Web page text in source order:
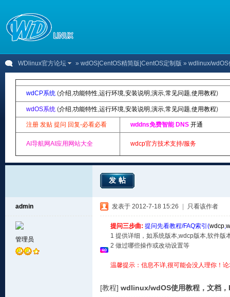
WDlinux官方论坛 » wdOS|CentOS精简版|CentOS定制版 » wdlinux/wdOS
wdCP系统 (介绍,功能特性,运行环境,安装说明 ,演示,常见问题,使用教程)
wdOS系统 (介绍,功能特性,运行环境,安装说明 ,演示,常见问题,使用教程)
注册 发贴 提问 回复-必看必看 wddns免费智能 DNS 开通
AI导航网AI应用网站大全 wdcp官方技术支持/服务
发帖
admin
管理员
发表于 2012-7-18 15:26 只看该作者
提问三步曲: 提问先看教程/FAQ索引(wdcp,
1 提供详细，如系统版本,wdcp版本,软件版
2 做过哪些操作或改动设置等
温馨提示：信息不详,很可能会没人理你！
[教程] wdlinux/wdOS使用教程，文档，